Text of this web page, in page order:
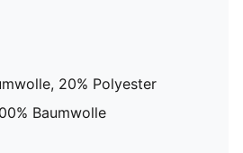
20% Polyester
Baumwolle